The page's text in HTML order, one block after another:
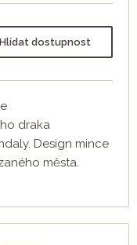
Hlídat dostupnost
draka
Design mince
města.